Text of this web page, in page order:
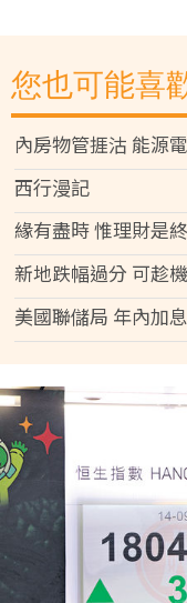
您也可能喜
內房物管捱沽 能源
西行漫記
緣有盡時 惟理財是
新地跌幅過分 可趁
美國聯儲局 年內加